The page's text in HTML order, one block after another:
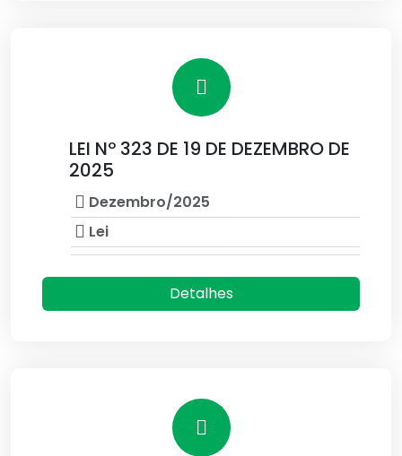
LEI Nº 323 DE 19 DE DEZEMBRO DE
2025
Dezembro/2025
Lei
Detalhes